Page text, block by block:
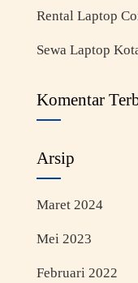
Rental Laptop
Sewa Laptop
Komentar
Arsip
Maret 2024
Mei 2023
Februari 2022